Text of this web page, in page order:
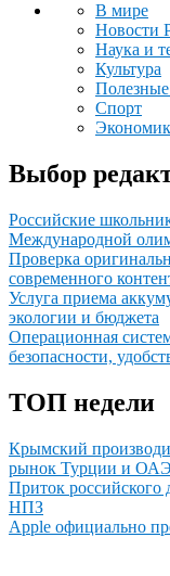
В мире
Новости
Наука и
Культура
Спорт
Выбор
Российские
Международной
Проверка
современного
Услуга приема
экологии и бюджета
Операционная
безопасности,
ТОП недели
Крымский
рынок Турции и ОАЭ
Приток российского
НПЗ
Apple официально